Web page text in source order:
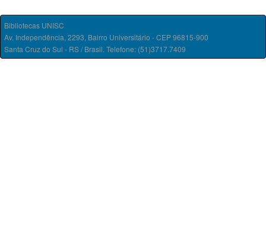
Bibliotecas UNISC
Av. Independência, 2293, Bairro Universitário - CEP 96815-900
Santa Cruz do Sul - RS / Brasil. Telefone: (51)3717.7409